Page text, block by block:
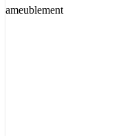
ameublement